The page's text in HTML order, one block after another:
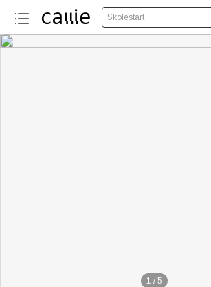
Skolestart
1 / 5